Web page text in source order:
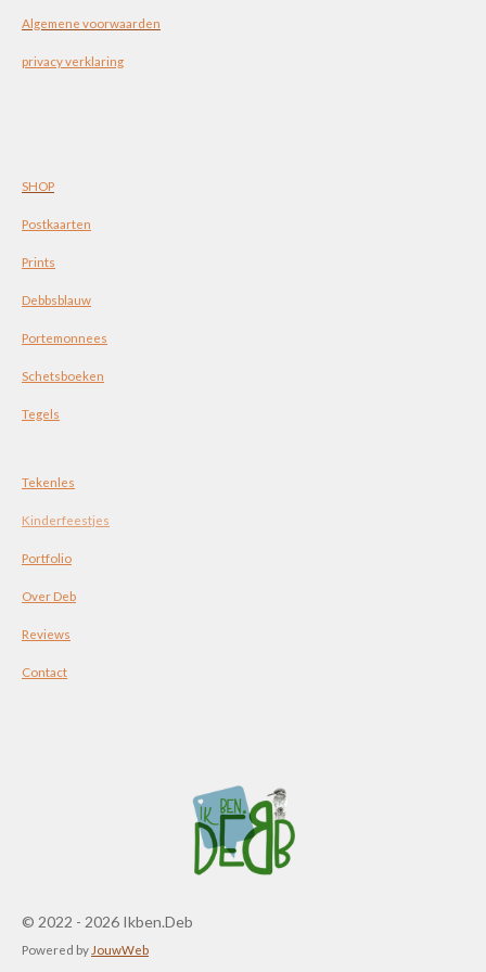
Algemene voorwaarden
privacy verklaring
SHOP
Postkaarten
Prints
Debbsblauw
Portemonnees
Schetsboeken
Tegels
Tekenles
Kinderfeestjes
Portfolio
Over Deb
Reviews
Contact
© 2022 - 2026 Ikben.Deb
Powered by JouwWeb